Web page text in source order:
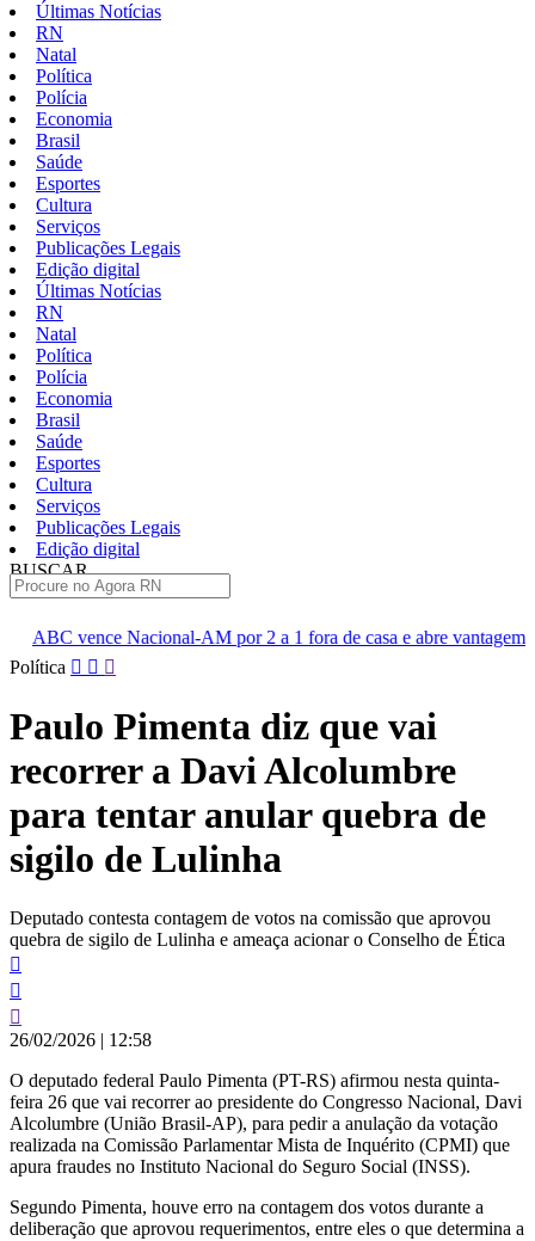
Últimas Notícias
RN
Natal
Política
Polícia
Economia
Brasil
Saúde
Esportes
Cultura
Serviços
Publicações Legais
Edição digital
Últimas Notícias
RN
Natal
Política
Polícia
Economia
Brasil
Saúde
Esportes
Cultura
Serviços
Publicações Legais
Edição digital
BUSCAR
AM por 2 a 1 fora de casa e abre vantagem nas quartas
Cine
Pular
conteúdo
Política
Paulo Pimenta diz que vai
recorrer a Davi Alcolumbre
para tentar anular quebra de
sigilo de Lulinha
Deputado contesta contagem de votos na comissão que aprovou
quebra de sigilo de Lulinha e ameaça acionar o Conselho de Ética
26/02/2026 | 12:58
O deputado federal Paulo Pimenta (PT-RS) afirmou nesta quinta-
feira 26 que vai recorrer ao presidente do Congresso Nacional, Davi
Alcolumbre (União Brasil-AP), para pedir a anulação da votação
realizada na Comissão Parlamentar Mista de Inquérito (CPMI) que
apura fraudes no Instituto Nacional do Seguro Social (INSS).
Segundo Pimenta, houve erro na contagem dos votos durante a
deliberação que aprovou requerimentos, entre eles o que determina a